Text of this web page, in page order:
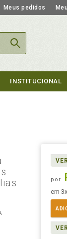
Meus pedidos
INSTITUCIONAL
por
em